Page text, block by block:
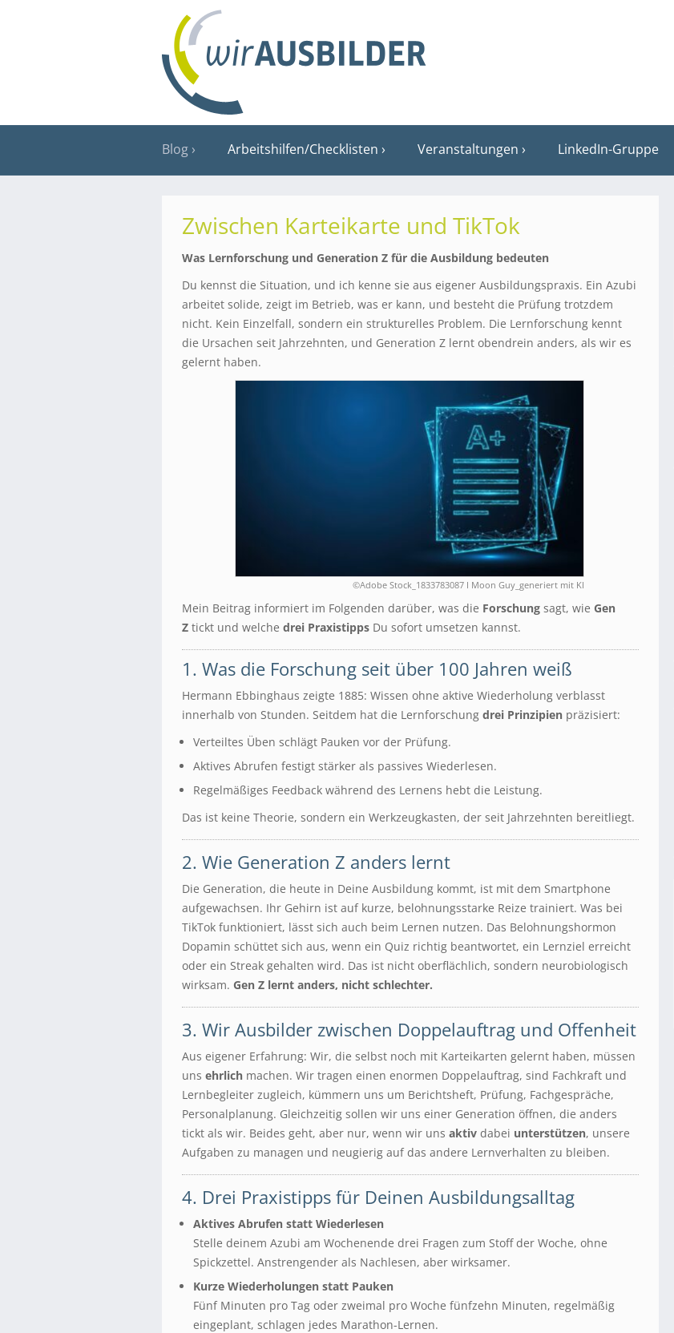
Blog Arbeitshilfen/Checklisten Veranstaltungen LinkedIn-Gruppe
Zwischen Karteikarte und TikTok
Was Lernforschung und Generation Z für die Ausbildung bedeuten
Du kennst die Situation, und ich kenne sie aus eigener Ausbildungspraxis. Ein Azubi
arbeitet solide, zeigt im Betrieb, was er kann, und besteht die Prüfung trotzdem
nicht. Kein Einzelfall, sondern ein strukturelles Problem. Die Lernforschung kennt
die Ursachen seit Jahrzehnten, und Generation Z lernt obendrein anders, als wir es
gelernt haben.
©Adobe Stock_1833783087 I Moon Guy_generiert mit KI
Mein Beitrag informiert im Folgenden darüber, was die Forschung sagt, wie Gen
Z tickt und welche drei Praxistipps Du sofort umsetzen kannst.
1. Was die Forschung seit über 100 Jahren weiß
Hermann Ebbinghaus zeigte 1885: Wissen ohne aktive Wiederholung verblasst
innerhalb von Stunden. Seitdem hat die Lernforschung drei Prinzipien präzisiert:
Verteiltes Üben schlägt Pauken vor der Prüfung.
Aktives Abrufen festigt stärker als passives Wiederlesen.
Regelmäßiges Feedback während des Lernens hebt die Leistung.
Das ist keine Theorie, sondern ein Werkzeugkasten, der seit Jahrzehnten bereitliegt.
2. Wie Generation Z anders lernt
Die Generation, die heute in Deine Ausbildung kommt, ist mit dem Smartphone
aufgewachsen. Ihr Gehirn ist auf kurze, belohnungsstarke Reize trainiert. Was bei
TikTok funktioniert, lässt sich auch beim Lernen nutzen. Das Belohnungshormon
Dopamin schüttet sich aus, wenn ein Quiz richtig beantwortet, ein Lernziel erreicht
oder ein Streak gehalten wird. Das ist nicht oberflächlich, sondern neurobiologisch
wirksam. Gen Z lernt anders, nicht schlechter.
3. Wir Ausbilder zwischen Doppelauftrag und Offenheit
Aus eigener Erfahrung: Wir, die selbst noch mit Karteikarten gelernt haben, müssen
uns ehrlich machen. Wir tragen einen enormen Doppelauftrag, sind Fachkraft und
Lernbegleiter zugleich, kümmern uns um Berichtsheft, Prüfung, Fachgespräche,
Personalplanung. Gleichzeitig sollen wir uns einer Generation öffnen, die anders
tickt als wir. Beides geht, aber nur, wenn wir uns aktiv dabei unterstützen, unsere
Aufgaben zu managen und neugierig auf das andere Lernverhalten zu bleiben.
4. Drei Praxistipps für Deinen Ausbildungsalltag
Aktives Abrufen statt Wiederlesen
Stelle deinem Azubi am Wochenende drei Fragen zum Stoff der Woche, ohne
Spickzettel. Anstrengender als Nachlesen, aber wirksamer.
Kurze Wiederholungen statt Pauken
Fünf Minuten pro Tag oder zweimal pro Woche fünfzehn Minuten, regelmäßig
eingeplant, schlagen jedes Marathon-Lernen.